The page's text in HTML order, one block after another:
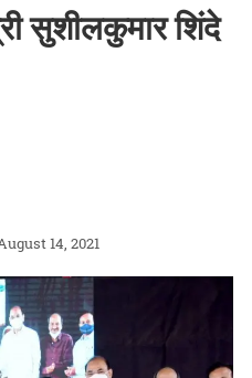
सुशीलकुमार शिंदे
14, 2021